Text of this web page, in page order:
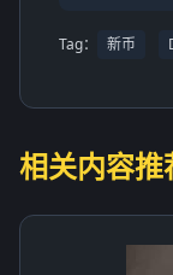
Tag： 新币
相关内容推